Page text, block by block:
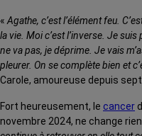
«Agathe, c’est l’élément feu.
la vie. Moi c’est l’inverse. Je
ne va pas, je déprime. Je vais
pleurer. On se complète bien et
Carole, amoureuse depuis
Fort heureusement, le cancer
novembre 2024, ne change